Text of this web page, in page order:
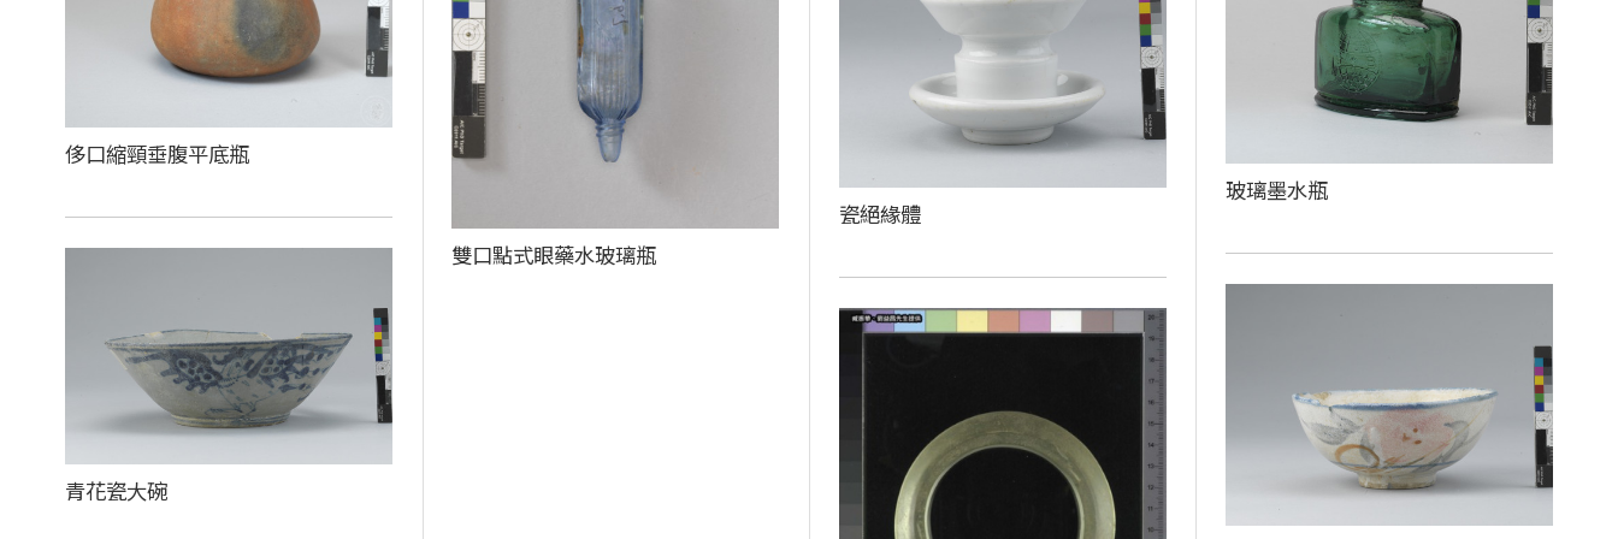
侈口縮頸垂腹平底瓶
雙口點式眼藥水玻璃瓶
玻璃墨水瓶
瓷絕緣體
青花瓷大碗